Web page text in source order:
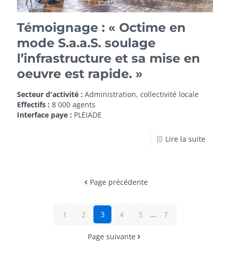
Témoignage : « Octime en
mode S.a.a.S. soulage
l’infrastructure et sa mise en
oeuvre est rapide. »
Secteur d'activité : Administration, collectivité locale
Effectifs : 8 000 agents
Interface paye : PLEIADE
Lire la suite
Page précédente
1 2 3 4 5 ... 7
Page suivante